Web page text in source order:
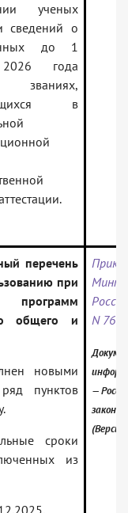
ученых
сведений о
до 1
года
званиях,
в
перечень
при
программ
общего и
новыми
пунктов
сроки
из
N 768
—